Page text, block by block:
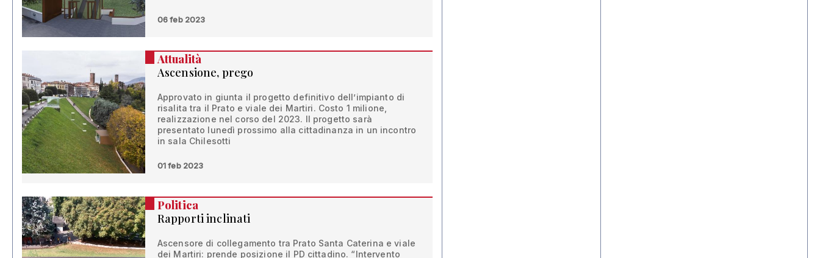
06 feb 2023
Attualità
Ascensione, prego
Approvato in giunta il progetto definitivo dell’impianto di
risalita tra il Prato e viale dei Martiri. Costo 1 milione,
realizzazione nel corso del 2023. Il progetto sarà
presentato lunedì prossimo alla cittadinanza in un incontro
in sala Chilesotti
01 feb 2023
Politica
Rapporti inclinati
Ascensore di collegamento tra Prato Santa Caterina e viale
dei Martiri: prende posizione il PD cittadino. “Intervento